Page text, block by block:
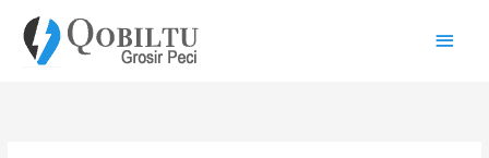
konten